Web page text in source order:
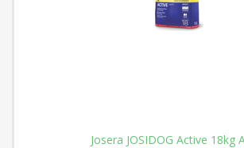
Josera JOSIDOG Active 18kg